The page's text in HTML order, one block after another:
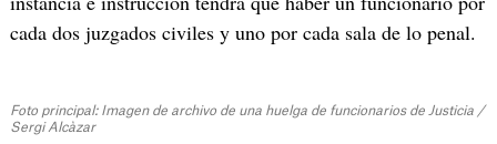
cada dos juzgados civiles y uno por cada sala de lo penal.
Foto principal: Imagen de archivo de una huelga de funcionarios de Justicia /
Sergi Alcàzar